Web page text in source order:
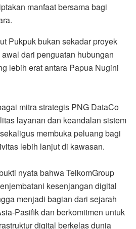
manfaat bersama bagi
Pukpuk bukan sekadar proyek
dari penguatan hubungan
lebih erat antara Papua Nugini
mitra strategis PNG DataCo
layanan dan keandalan sistem
membuka peluang bagi
lebih lanjut di kawasan.
nyata bahwa TelkomGroup
kesenjangan digital
menjadi bagian dari sejarah
Pasifik dan berkomitmen untuk
digital berkelas dunia